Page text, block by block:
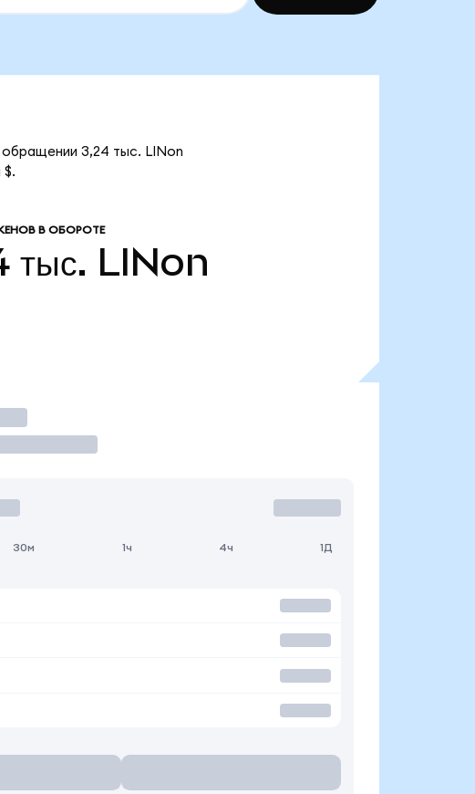
обращении 3,24 тыс. LINon
$.
В ОБОРОТЕ
тыс. LINon
30м 1ч 4ч 1Д